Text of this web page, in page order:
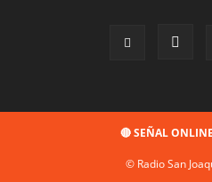
🔴 SEÑAL ONLINE
© Radio San